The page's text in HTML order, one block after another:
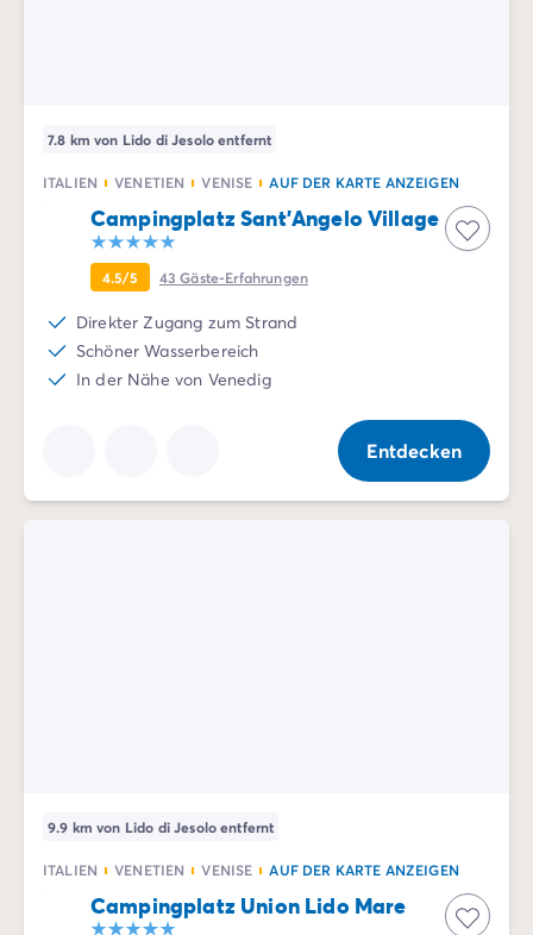
7.8 km von Lido di Jesolo entfernt
ITALIEN VENETIEN VENISE AUF DER KARTE ANZEIGEN
Campingplatz Sant'Angelo Village
4.5/5 43Gäste-Erfahrungen
Direkter Zugang zum Strand
Schöner Wasserbereich
In der Nähe von Venedig
Entdecken
9.9 km von Lido di Jesolo entfernt
ITALIEN VENETIEN VENISE AUF DER KARTE ANZEIGEN
Campingplatz Union Lido Mare